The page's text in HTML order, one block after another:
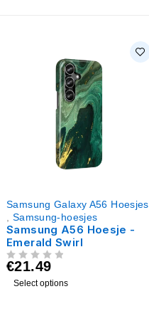
Samsung Galaxy A56 Hoesjes
, Samsung-hoesjes
Samsung A56 Hoesje -
Emerald Swirl
€21.49
Select options